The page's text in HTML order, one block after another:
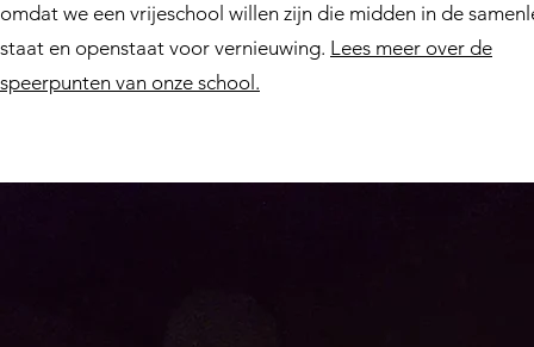
omdat we een vrijeschool willen zijn die midden in de
staat en openstaat voor vernieuwing. Lees meer over de
speerpunten van onze school.